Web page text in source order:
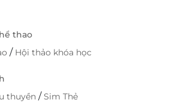
thao
/ Hội thảo khóa học
thuyền /Sim Thẻ